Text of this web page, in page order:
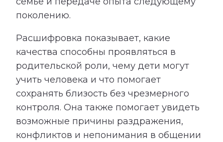
поколению.
Расшифровка показывает, какие
качества способны проявляться в
родительской роли, чему дети могут
учить человека и что помогает
сохранять близость без чрезмерного
контроля. Она также помогает увидеть
возможные причины раздражения,
конфликтов и непонимания в общении